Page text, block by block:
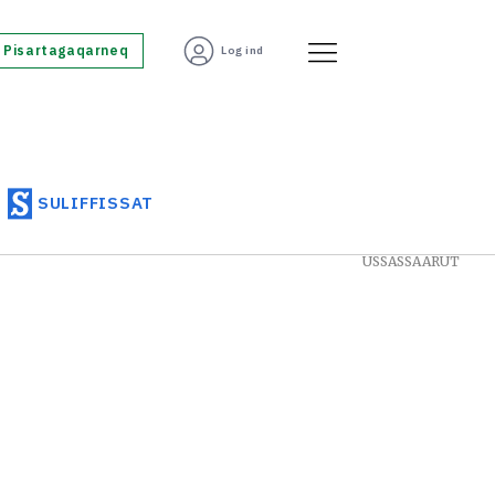
Pisartagaqarneq Log ind
SULIFFISSAT
USSASSAARUT